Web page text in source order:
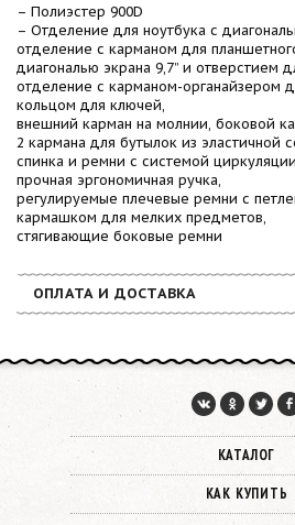
– Полиэстер 900D
– Отделение для ноутбука с
отделение с карманом для
диагональю экрана 9,7” и отверстием
отделение с карманом-органайзером
кольцом для ключей,
внешний карман на молнии, боковой
2 кармана для бутылок из эластичной
спинка и ремни с системой
прочная эргономичная ручка,
регулируемые плечевые ремни с
кармашком для мелких предметов,
стягивающие боковые ремни
ОПЛАТА И ДОСТАВКА
КАТАЛОГ
КАК КУПИТЬ